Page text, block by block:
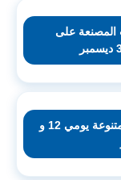
على
عروض نستو هايبر ماركت المتنوعة يومي 12 و